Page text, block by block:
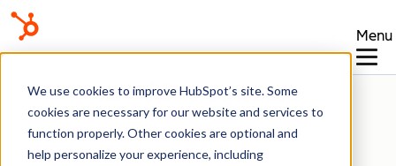
We use cookies to improve HubSpot’s site. Some
cookies are necessary for our website and services to
function properly. Other cookies are optional and
help personalize your experience, including
Menu
Vidensbase